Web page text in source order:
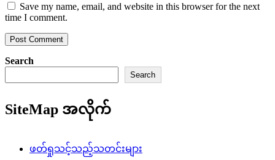
Save my name, email, and website in this browser for the next
time I comment.
Search
Search
SiteMap အလိုက်
ဖတ်ရှုသင့်သည့်သတင်းများ